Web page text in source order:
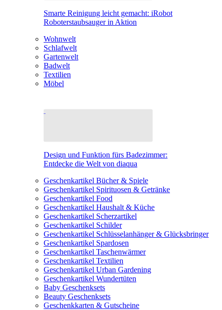
Smarte Reinigung leicht gemacht: iRobot
Roboterstaubsauger in Aktion
Wohnwelt
Schlafwelt
Gartenwelt
Badwelt
Textilien
Möbel
Design und Funktion fürs Badezimmer:
Entdecke die Welt von diaqua
Geschenkartikel Bücher & Spiele
Geschenkartikel Spirituosen & Getränke
Geschenkartikel Food
Geschenkartikel Haushalt & Küche
Geschenkartikel Scherzartikel
Geschenkartikel Schilder
Geschenkartikel Schlüsselanhänger & Glücksbringer
Geschenkartikel Spardosen
Geschenkartikel Taschenwärmer
Geschenkartikel Textilien
Geschenkartikel Urban Gardening
Geschenkartikel Wundertüten
Baby Geschenksets
Beauty Geschenksets
Geschenkkarten & Gutscheine